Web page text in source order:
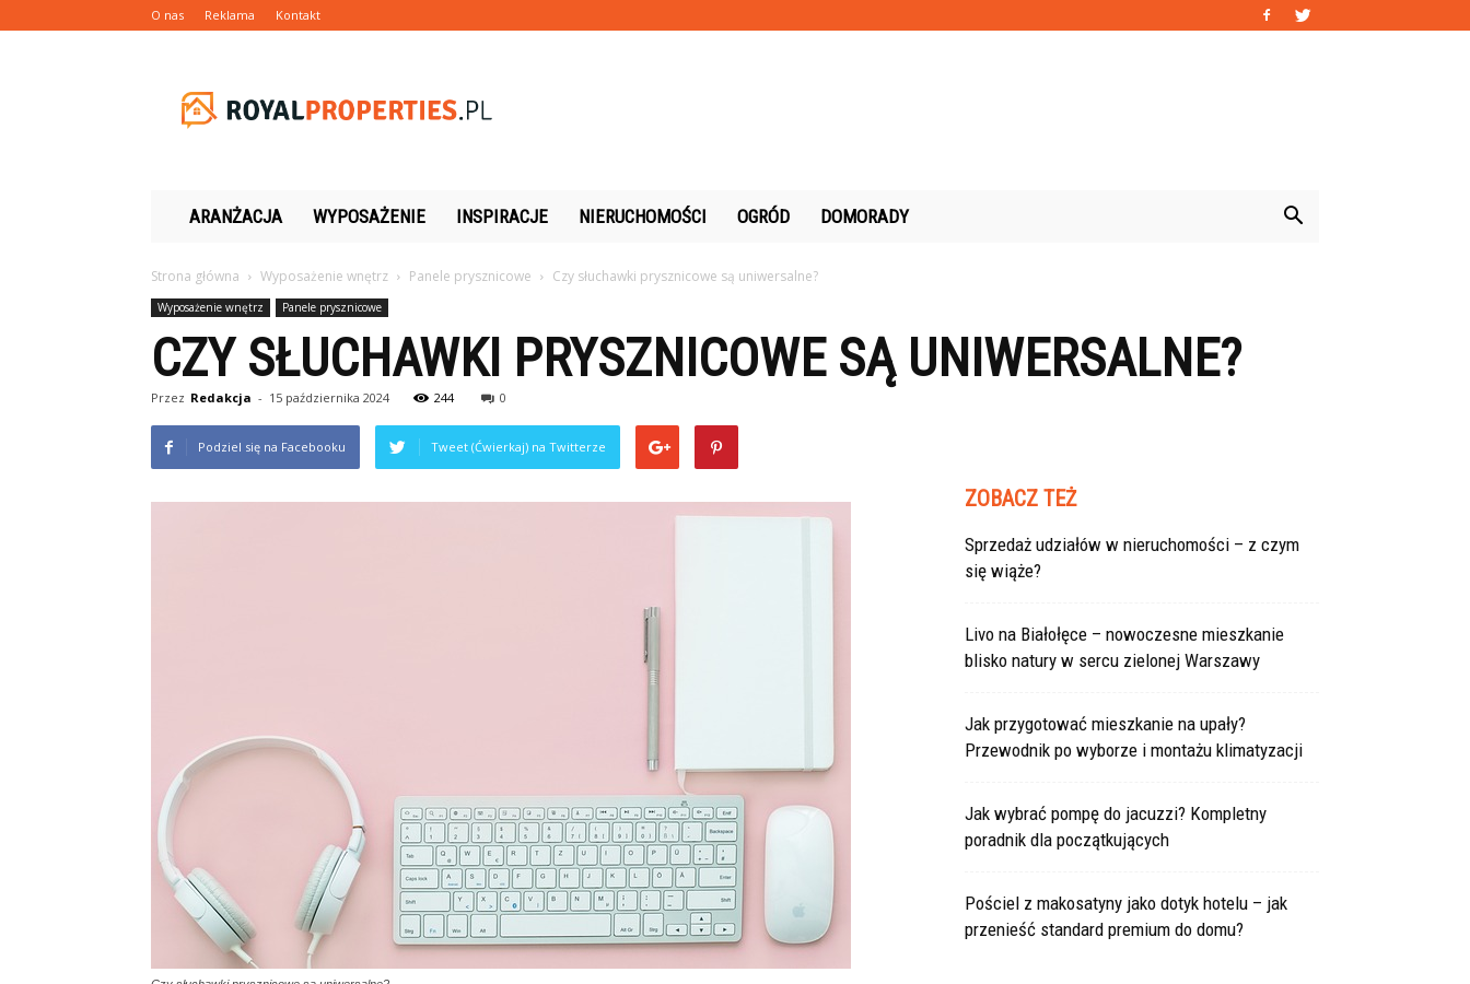
O nas Reklama Kontakt
ARANŻACJA WYPOSAŻENIE INSPIRACJE NIERUCHOMOŚCI OGRÓD DOMORADY
Strona główna Wyposażenie wnętrz Panele prysznicowe Czy słuchawki prysznicowe są uniwersalne?
Wyposażenie wnętrz Panele prysznicowe
CZY SŁUCHAWKI PRYSZNICOWE SĄ UNIWERSALNE?
Przez Redakcja - 15 października 2024 244 0
Podziel się na Facebooku Tweet (Ćwierkaj) na Twitterze
ZOBACZ TEŻ
Sprzedaż udziałów w nieruchomości – z czym
się wiąże?
Livo na Białołęce – nowoczesne mieszkanie
blisko natury w sercu zielonej Warszawy
Jak przygotować mieszkanie na upały?
Przewodnik po wyborze i montażu klimatyzacji
Jak wybrać pompę do jacuzzi? Kompletny
poradnik dla początkujących
Pościel z makosatyny jako dotyk hotelu – jak
przenieść standard premium do domu?